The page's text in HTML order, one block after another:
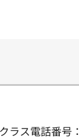
ス電話番号